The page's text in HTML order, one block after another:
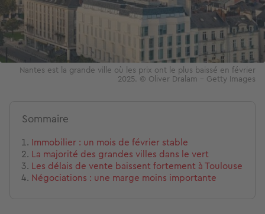
Nantes est la grande ville où les prix ont le plus baissé en février
2025. © Oliver Dralam - Getty Images
Sommaire
Immobilier : un mois de février stable
La majorité des grandes villes dans le vert
Les délais de vente baissent fortement à Toulouse
Négociations : une marge moins importante